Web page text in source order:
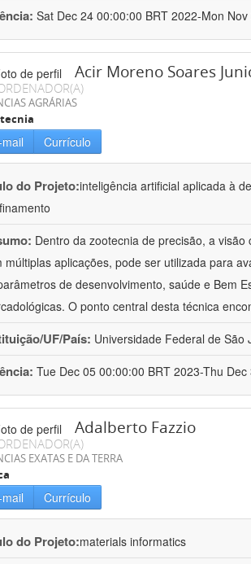
Sat Dec 24 00:00:00 BRT 2022-Mon
Acir Moreno Soares
AGRÁRIAS
mail Currículo
do Projeto:inteligência artificial aplicada à
Dentro da zootecnia de precisão, a
múltiplas aplicações, pode ser utilizada para
de desenvolvimento, saúde e Bem
O ponto central desta técnica
UF/País: Universidade Federal de São
Tue Dec 05 00:00:00 BRT 2023-Thu
Adalberto Fazzio
EXATAS E DA TERRA
mail Currículo
do Projeto:materials informatics